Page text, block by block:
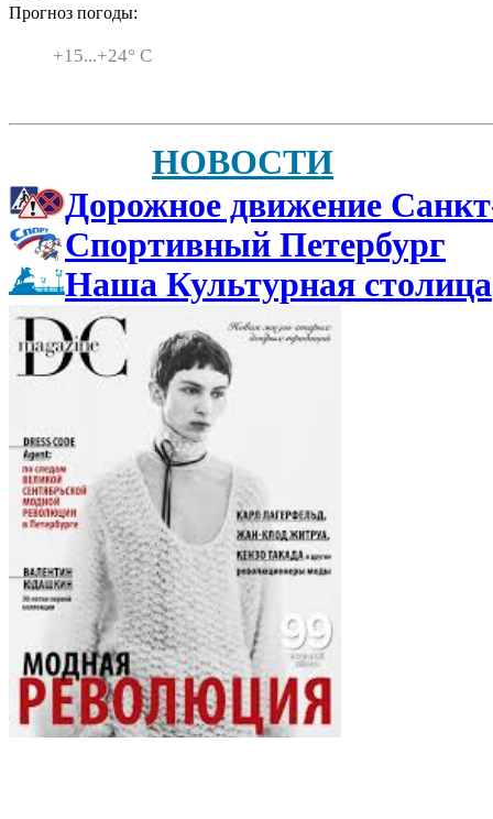
Прогноз погоды:
+15...+24° C
НОВОСТИ
Дорожное движение
Спортивный Петербург
Наша Культурная столица